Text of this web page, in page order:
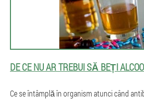
DE CE NU AR TREBUI SĂ BEȚI
Ce se întâmplă în organism atunci când